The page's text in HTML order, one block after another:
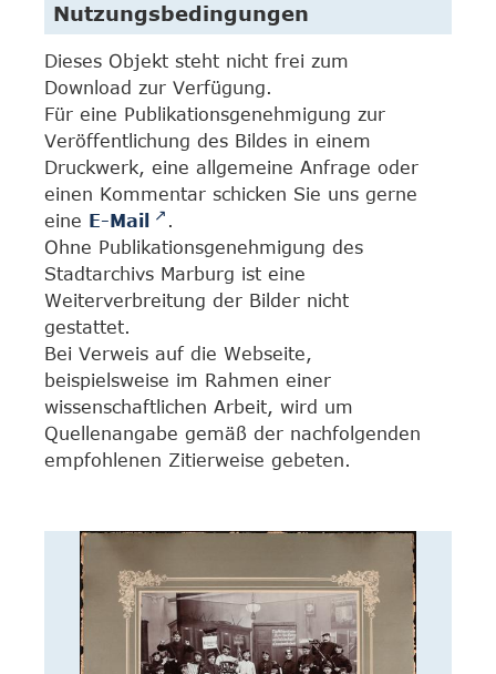
Nutzungsbedingungen
Dieses Objekt steht nicht frei zum
Download zur Verfügung.
Für eine Publikationsgenehmigung zur
Veröffentlichung des Bildes in einem
Druckwerk, eine allgemeine Anfrage oder
einen Kommentar schicken Sie uns gerne
eine E-Mail
.
Ohne Publikationsgenehmigung des
Stadtarchivs Marburg ist eine
Weiterverbreitung der Bilder nicht
gestattet.
Bei Verweis auf die Webseite,
beispielsweise im Rahmen einer
wissenschaftlichen Arbeit, wird um
Quellenangabe gemäß der nachfolgenden
empfohlenen Zitierweise gebeten.